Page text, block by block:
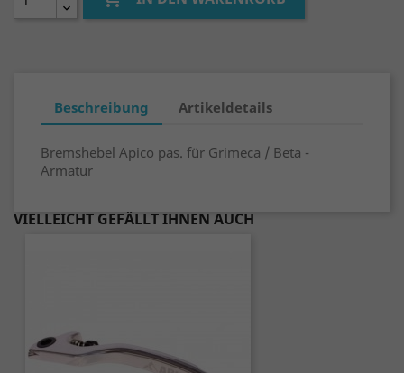
Beschreibung Artikeldetails
Bremshebel Apico pas. für Grimeca / Beta -
Armatur
VIELLEICHT GEFÄLLT IHNEN AUCH